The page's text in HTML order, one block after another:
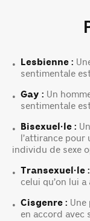
• Lesbienne :
sentimentale
• Gay : Un
sentimentale
• Bisexuel·le :
l’attirance
individu de sexe
• Transexuel·le :
celui qu’on lui
• Cisgenre :
en accord avec